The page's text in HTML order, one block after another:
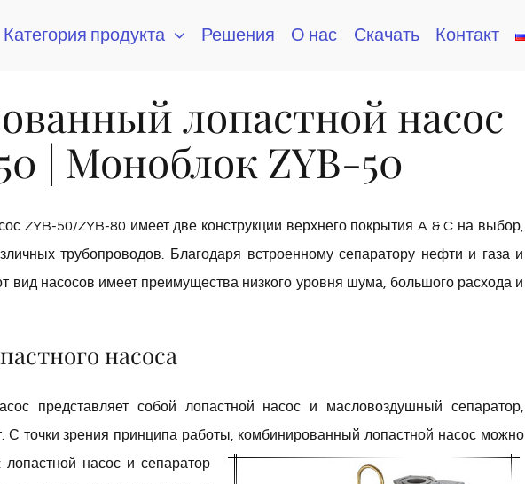
Категория продукта Решения О нас Скачать Контакт
лопастной насос
| Моноблок ZYB-50
ZYB-50/ZYB-80 имеет две конструкции верхнего покрытия A & C на выбор,
трубопроводов. Благодаря встроенному сепаратору нефти и газа и
вид насосов имеет преимущества низкого уровня шума, большого расхода и
насоса
представляет собой лопастной насос и масловоздушный сепаратор,
точки зрения принципа работы, комбинированный лопастной насос можно
насос и сепаратор